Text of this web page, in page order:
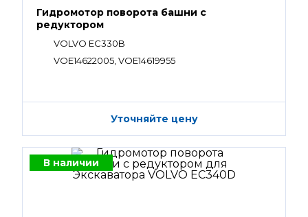
Гидромотор поворота башни с
редуктором
VOLVO EC330B
VOE14622005, VOE14619955
Уточняйте цену
В наличии